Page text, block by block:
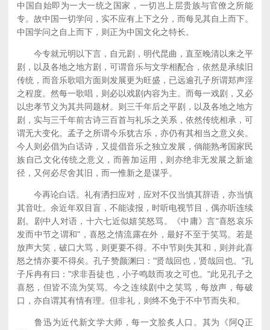
中国自始即为一大一统之国家，一切岂上层贵族与官僚之所能
专。故中国一切学问，实不应有上下之分，而每见其自上而下。
中国学问之自上而下，则正为中国文化之特长。
今专就元明以下言，自元剧，明代昆曲，直至晚清以来之平
剧，以及各地之地方剧，可谓音乐与文学相配合，依然是承续旧
传统，而音乐歌唱方面则发展更为旺盛，已远逾孔子所谓郑声淫
之程度。然每一歌唱，则必以戏剧内容为主。而每一戏剧，又必
以忠孝节义为其共同题材。则三千年后之平剧，以及各地之地方
剧，实与三千年前古诗三百首与礼乐之关系，依然传统相承，可
谓无大变化。孟子之所谓今乐犹古乐，亦仍有其相当之意义矣。
今人则必倡为白话诗，又提倡音乐之独立发展，倘能熟考国家民
族自己文化传统之意义，而善加运用，则亦绝非无发展之新途
径，又何必尽舍其旧，而一惟新之是谋乎。
今再论白话。礼有洒扫应对，应对不仅当慎其辞语，亦当慎
其音吐。余近年双目盲，不能读报，时听电视节目，偶亦听连续
剧。剧中人对语，十六七近似嬉笑怒骂。《中庸》言"喜怒哀乐
发而中节之谓和"，喜怒之情流露在外，最好不至于笑骂。若是
放声大笑，破口大骂，则更要不得。不中节则失其和，则并此喜
怒之情亦要不得矣。孔子赞颜渊曰："贤哉回也，贤哉回也。"孔
子斥冉有曰："求非吾徒也，小子鸣鼓而攻之可也。"此见孔子之
喜怒，但皆不流为笑骂。今之连续剧中之笑骂，每放声，每破
口，亦自谓其有情有理。但非礼，则终不免于不中节而失和。
鲁迅为近代新文学大师，每一文脍炙人口。其为《阿Q正